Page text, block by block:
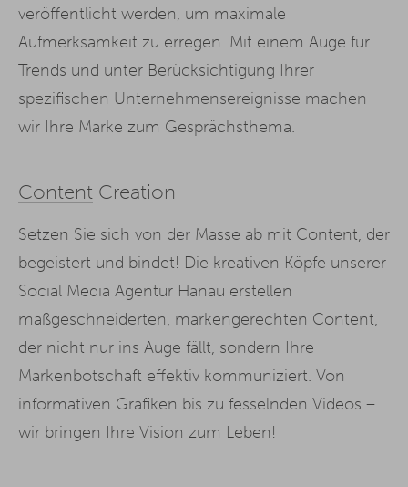
veröffentlicht werden, um maximale
Aufmerksamkeit zu erregen. Mit einem Auge für
Trends und unter Berücksichtigung Ihrer
spezifischen Unternehmensereignisse machen
wir Ihre Marke zum Gesprächsthema.
Content Creation
Setzen Sie sich von der Masse ab mit Content, der
begeistert und bindet! Die kreativen Köpfe unserer
Social Media Agentur Hanau erstellen
maßgeschneiderten, markengerechten Content,
der nicht nur ins Auge fällt, sondern Ihre
Markenbotschaft effektiv kommuniziert. Von
informativen Grafiken bis zu fesselnden Videos –
wir bringen Ihre Vision zum Leben!